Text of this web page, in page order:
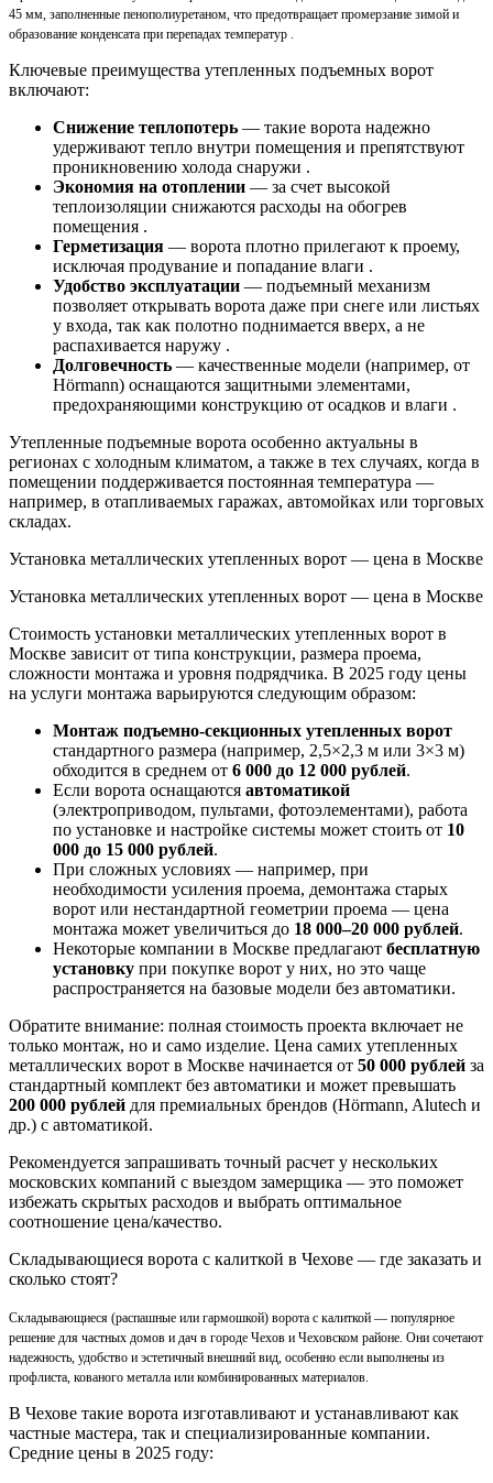
45 мм, заполненные пенополиуретаном, что предотвращает промерзание зимой и
образование конденсата при перепадах температур .
Ключевые преимущества утепленных подъемных ворот
включают:
Снижение теплопотерь — такие ворота надежно
удерживают тепло внутри помещения и препятствуют
проникновению холода снаружи .
Экономия на отоплении — за счет высокой
теплоизоляции снижаются расходы на обогрев
помещения .
Герметизация — ворота плотно прилегают к проему,
исключая продувание и попадание влаги .
Удобство эксплуатации — подъемный механизм
позволяет открывать ворота даже при снеге или листьях
у входа, так как полотно поднимается вверх, а не
распахивается наружу .
Долговечность — качественные модели (например, от
Hörmann) оснащаются защитными элементами,
предохраняющими конструкцию от осадков и влаги .
Утепленные подъемные ворота особенно актуальны в
регионах с холодным климатом, а также в тех случаях, когда в
помещении поддерживается постоянная температура —
например, в отапливаемых гаражах, автомойках или торговых
складах.
Установка металлических утепленных ворот — цена в Москве
Установка металлических утепленных ворот — цена в Москве
Стоимость установки металлических утепленных ворот в
Москве зависит от типа конструкции, размера проема,
сложности монтажа и уровня подрядчика. В 2025 году цены
на услуги монтажа варьируются следующим образом:
Монтаж подъемно-секционных утепленных ворот
стандартного размера (например, 2,5×2,3 м или 3×3 м)
обходится в среднем от 6 000 до 12 000 рублей.
Если ворота оснащаются автоматикой
(электроприводом, пультами, фотоэлементами), работа
по установке и настройке системы может стоить от 10
000 до 15 000 рублей.
При сложных условиях — например, при
необходимости усиления проема, демонтажа старых
ворот или нестандартной геометрии проема — цена
монтажа может увеличиться до 18 000–20 000 рублей.
Некоторые компании в Москве предлагают бесплатную
установку при покупке ворот у них, но это чаще
распространяется на базовые модели без автоматики.
Обратите внимание: полная стоимость проекта включает не
только монтаж, но и само изделие. Цена самих утепленных
металлических ворот в Москве начинается от 50 000 рублей за
стандартный комплект без автоматики и может превышать
200 000 рублей для премиальных брендов (Hörmann, Alutech и
др.) с автоматикой.
Рекомендуется запрашивать точный расчет у нескольких
московских компаний с выездом замерщика — это поможет
избежать скрытых расходов и выбрать оптимальное
соотношение цена/качество.
Складывающиеся ворота с калиткой в Чехове — где заказать и
сколько стоят?
Складывающиеся (распашные или гармошкой) ворота с калиткой — популярное
решение для частных домов и дач в городе Чехов и Чеховском районе. Они сочетают
надежность, удобство и эстетичный внешний вид, особенно если выполнены из
профлиста, кованого металла или комбинированных материалов.
В Чехове такие ворота изготавливают и устанавливают как
частные мастера, так и специализированные компании.
Средние цены в 2025 году: